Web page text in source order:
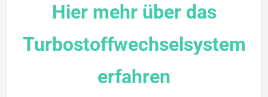
Hier mehr über das
Turbostoffwechselsystem
erfahren